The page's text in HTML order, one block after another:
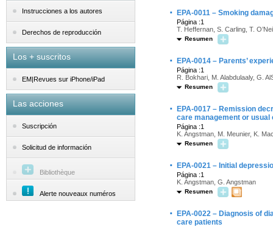
Instrucciones a los autores
Derechos de reproducción
Los + suscritos
EM|Revues sur iPhone/iPad
Las acciones
Suscripción
Solicitud de información
Bibliothèque
Alerte nouveaux numéros
· EPA-0011 – Smoking
Página :1
T. Heffernan, S. Carling, T.
Resumen
· EPA-0014 – Parents’
Página :1
R. Bokhari, M. Alabdulaaly, G.
Resumen
·
EPA-0017 – Remission
care management or usual
Página :1
K. Angstman, M. Meunier, K.
Resumen
· EPA-0021 – Initial
Página :1
K. Angstman, G. Angstman
Resumen
·
EPA-0022 – Diagnosis of
care patients